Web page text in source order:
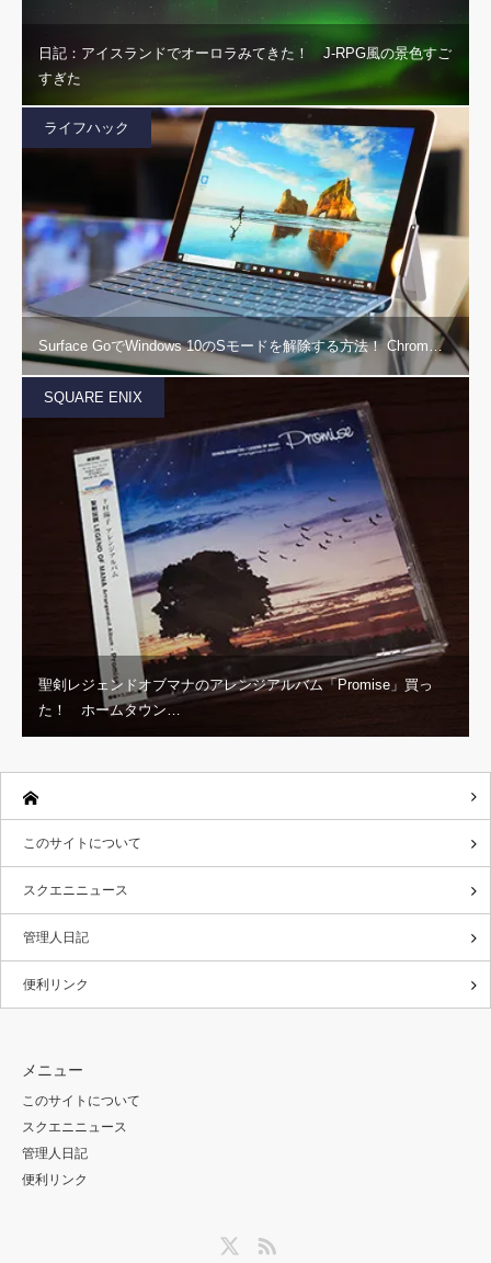
日記：アイスランドでオーロラみてきた！ J-RPG風の景色すご
すぎた
ライフハック
Surface GoでWindows 10のSモードを解除する方法！ Chrom…
SQUARE ENIX
聖剣レジェンドオブマナのアレンジアルバム「Promise」買っ
た！ ホームタウン…
このサイトについて
スクエニニュース
管理人日記
便利リンク
メニュー
このサイトについて
スクエニニュース
管理人日記
便利リンク